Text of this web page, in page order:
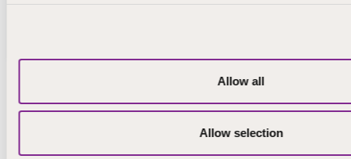
Allow all
Allow selection
Seuraa meitä somessa!
#STEPammattiopisto #STEPkansanopisto